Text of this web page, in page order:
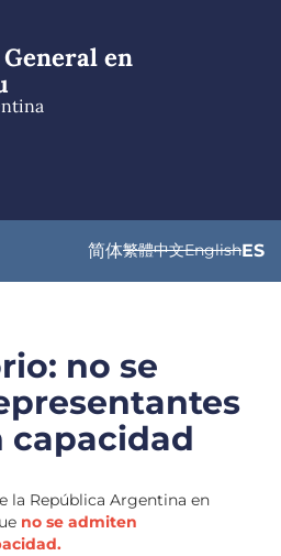
en
简体繁體中文EnglishES
no se
capacidad
la República Argentina en
no se admiten